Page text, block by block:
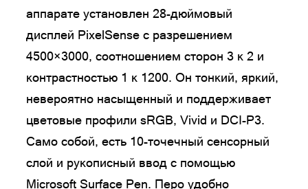
аппарате установлен 28-дюймовый
дисплей PixelSense с разрешением
4500×3000, соотношением сторон 3 к 2 и
контрастностью 1 к 1200. Он тонкий, яркий,
невероятно насыщенный и поддерживает
цветовые профили sRGB, Vivid и DCI-P3.
Само собой, есть 10-точечный сенсорный
слой и рукописный ввод с помощью
Microsoft Surface Pen. Перо удобно